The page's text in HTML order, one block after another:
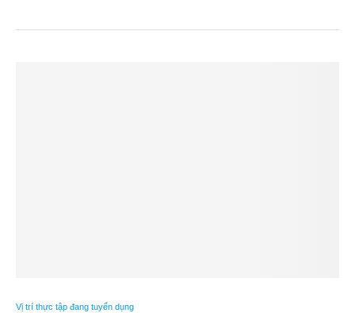
Vị trí thực tập đang tuyển dụng